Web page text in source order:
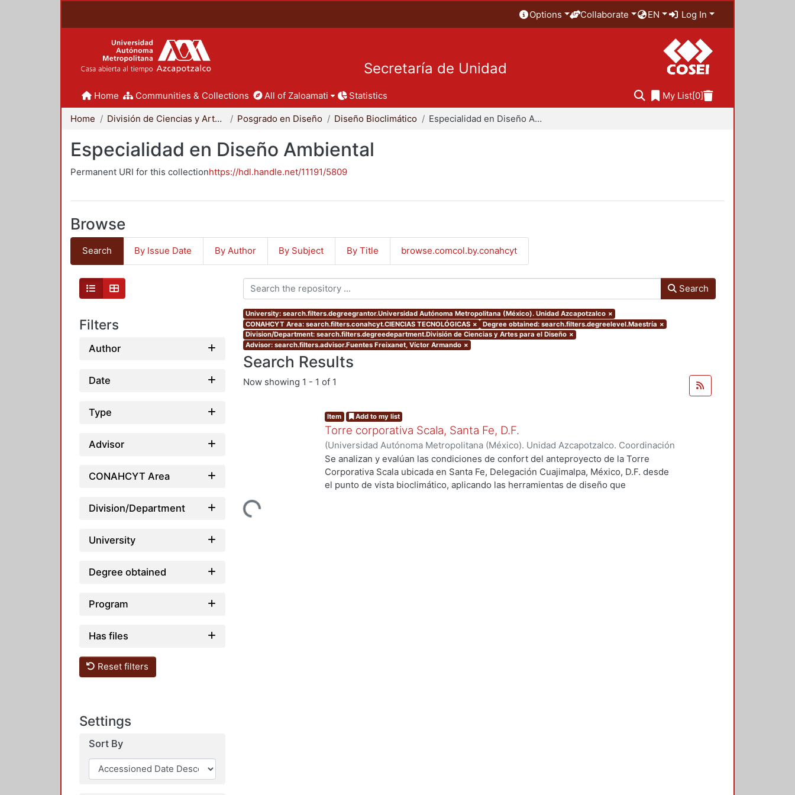
Options Collaborate EN Log In
Secretaría de Unidad
Home Communities & Collections All of Zaloamati Statistics My List[0]
Home División de Ciencias y Artes para el Diseño Posgrado en Diseño Diseño Bioclimático Especialidad en Diseño Ambiental
Especialidad en Diseño Ambiental
Permanent URI for this collectionhttps://hdl.handle.net/11191/5809
Browse
Search By Issue Date By Author By Subject By Title browse.comcol.by.conahcyt
Filters
Author
Date
Type
Advisor
CONAHCYT Area
Division/Department
University
Degree obtained
Program
Has files
Reset filters
Settings
Sort By
Search
University: search.filters.degreegrantor.Universidad Autónoma Metropolitana (México). Unidad Azcapotzalco ×
CONAHCYT Area: search.filters.conahcyt.CIENCIAS TECNOLÓGICAS × Degree obtained: search.filters.degreelevel.Maestría ×
Division/Department: search.filters.degreedepartment.División de Ciencias y Artes para el Diseño ×
Advisor: search.filters.advisor.Fuentes Freixanet, Víctor Armando ×
Search Results
Now showing 1 - 1 of 1
Loading...
Item Add to my list
Torre corporativa Scala, Santa Fe, D.F.
(Universidad Autónoma Metropolitana (México). Unidad Azcapotzalco. Coordinación
de Servicios de Información.,1999)Corro Eguia, Guillermo Heriberto
Se analizan y evalúan las condiciones de confort del anteproyecto de la Torre
Corporativa Scala ubicada en Santa Fe, Delegación Cuajimalpa, México, D.F. desde
el punto de vista bioclimático, aplicando las herramientas de diseño que